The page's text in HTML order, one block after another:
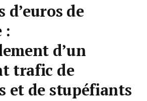
de
:
d’un
trafic de
et de stupéfiants